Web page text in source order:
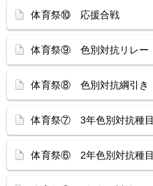
体育祭⑩ 応援合戦
体育祭⑨ 色別対抗リレー
体育祭⑧ 色別対抗綱引き
体育祭⑦ 3年色別対抗種目
体育祭⑥ 2年色別対抗種目